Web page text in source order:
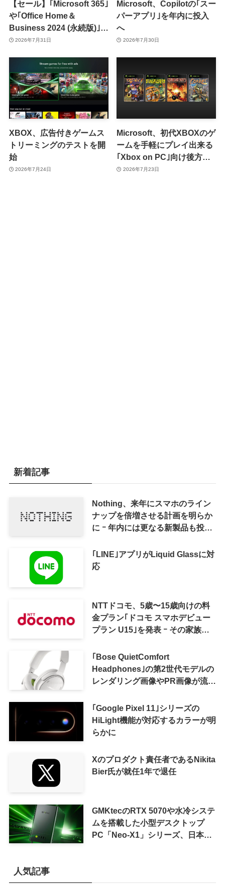
【セール】｢Microsoft 365｣
や｢Office Home＆
Business 2024 (永続版)｣が
｢Amazon暮らし応援サマ
2026年7月31日
Microsoft、Copilotの｢スー
パーアプリ｣を年内に投入
へ
2026年7月30日
XBOX、広告付きゲームス
トリーミングのテストを開
始
2026年7月24日
Microsoft、初代XBOXのゲ
ームを手軽にプレイ出来る
｢Xbox on PC｣向け後方互
換性機能を発表
2026年7月23日
新着記事
Nothing、来年にスマホのライン
ナップを倍増させる計画を明らか
に ｰ 年内には更なる新製品も投入
｢LINE｣アプリがLiquid Glassに対
応
NTTドコモ、5歳〜15歳向けの料
金プラン｢ドコモ スマホデビュー
プラン U15｣を発表 ｰ その家族が
｢Bose QuietComfort
Headphones｣の第2世代モデルの
レンダリング画像やPR画像が流出
｢Google Pixel 11｣シリーズの
HiLight機能が対応するカラーが明
らかに
Xのプロダクト責任者であるNikita
Bier氏が就任1年で退任
GMKtecのRTX 5070や水冷システ
ムを搭載した小型デスクトップ
PC「Neo-X1」シリーズ、日本で
人気記事